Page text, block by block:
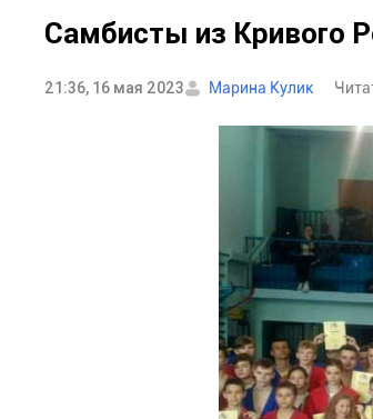
Самбисты из Кривого
21:36, 16 мая 2023 Марина Кулик